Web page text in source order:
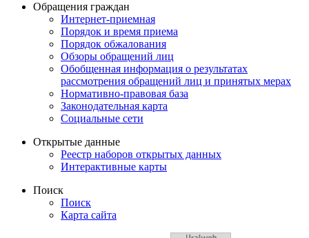
Обращения граждан
Интернет-приемная
Порядок и время приема
Порядок обжалования
Обзоры обращений лиц
Обобщенная информация о результатах
рассмотрения обращений лиц и принятых мерах
Нормативно-правовая база
Законодательная карта
Социальные сети
Открытые данные
Реестр наборов открытых данных
Интерактивные карты
Поиск
Поиск
Карта сайта